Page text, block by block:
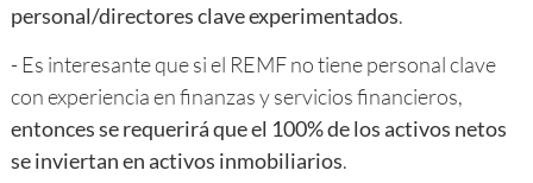
personal/directores clave experimentados.
- Es interesante que si el REMF no tiene personal clave
con experiencia en finanzas y servicios financieros,
entonces se requerirá que el 100% de los activos netos
se inviertan en activos inmobiliarios.